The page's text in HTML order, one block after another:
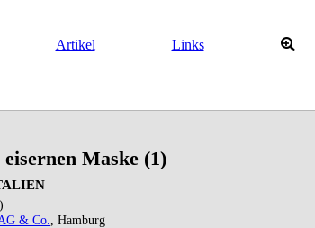
Artikel Links
Maske (1)
)
& Co. , Hamburg